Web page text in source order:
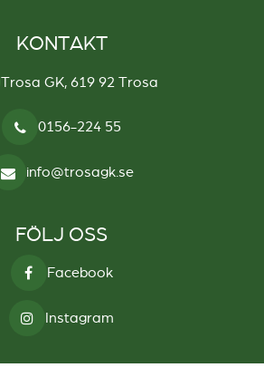
KONTAKT
Trosa GK, 619 92 Trosa
0156-224 55
info@trosagk.se
FÖLJ OSS
Facebook
Instagram